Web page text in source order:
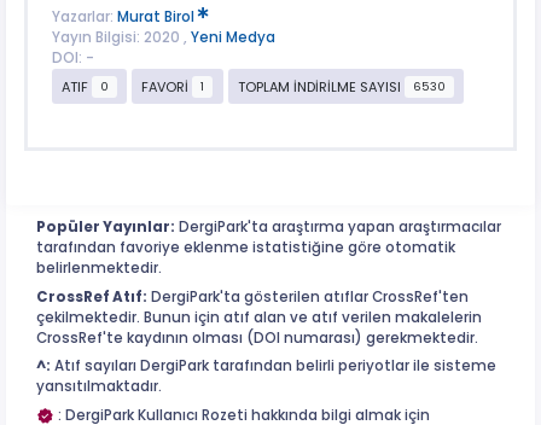
Yazarlar: Murat Birol
Yayın Bilgisi: 2020 , Yeni Medya
DOI: -
ATIF
0 FAVORİ 1 TOPLAM İNDİRİLME SAYISI 6530
Popüler Yayınlar: DergiPark'ta araştırma yapan araştırmacılar
tarafından favoriye eklenme istatistiğine göre otomatik
belirlenmektedir.
CrossRef Atıf: DergiPark'ta gösterilen atıflar CrossRef'ten
çekilmektedir. Bunun için atıf alan ve atıf verilen makalelerin
CrossRef'te kaydının olması (DOI numarası) gerekmektedir.
^: Atıf sayıları DergiPark tarafından belirli periyotlar ile sisteme
yansıtılmaktadır.
: DergiPark Kullanıcı Rozeti hakkında bilgi almak için